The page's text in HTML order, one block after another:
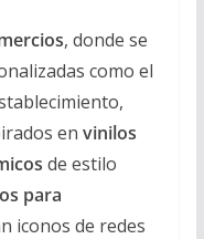
, donde se
como el
en vinilos
de estilo
para
iconos de redes